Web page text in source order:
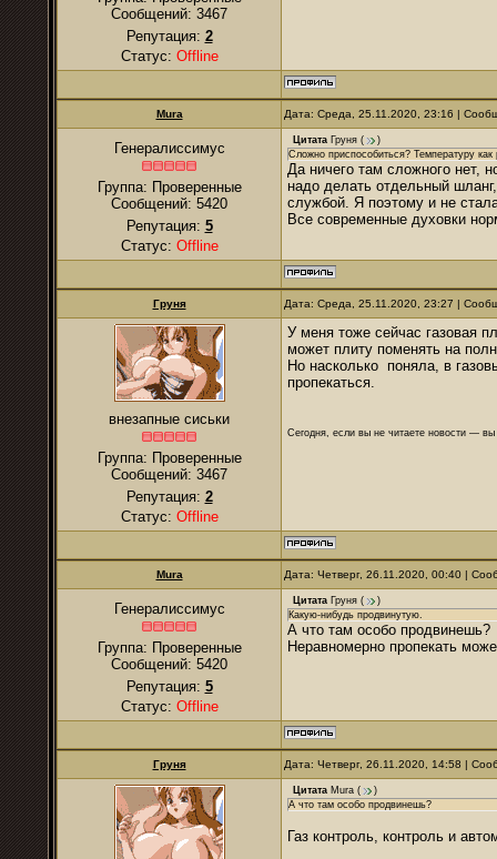
Сообщений: 3467
Репутация: 2
Статус: Offline
Mura Дата: Среда, 25.11.2020, 23:16 |
Генералиссимус
Группа: Проверенные
Сообщений: 5420
Репутация: 5
Статус: Offline
Цитата Груня (
)
Сложно приспособиться? Температуру как
Да ничего там сложного нет,
надо делать отдельный
службой. Я поэтому и не
Все современные духовки
Груня Дата: Среда, 25.11.2020, 23:27 |
внезапные сиськи
Группа: Проверенные
Сообщений: 3467
Репутация: 2
Статус: Offline
У меня тоже сейчас газовая
может плиту поменять на
Но насколько поняла, в
пропекаться.
Сегодня, если вы не читаете новости —
Mura Дата: Четверг, 26.11.2020, 00:40 |
Генералиссимус
Группа: Проверенные
Сообщений: 5420
Репутация: 5
Статус: Offline
Цитата Груня (
)
Какую-нибудь продвинутую.
А что там особо продвинешь?
Неравномерно пропекать
Гpуня Дата: Четверг, 26.11.2020, 14:58 |
Цитата Mura (
)
А что там особо продвинешь?
Газ контроль, контроль и